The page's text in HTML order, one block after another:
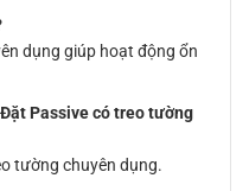
dụng giúp hoạt động ổn
Passive có treo tường
tường chuyên dụng.